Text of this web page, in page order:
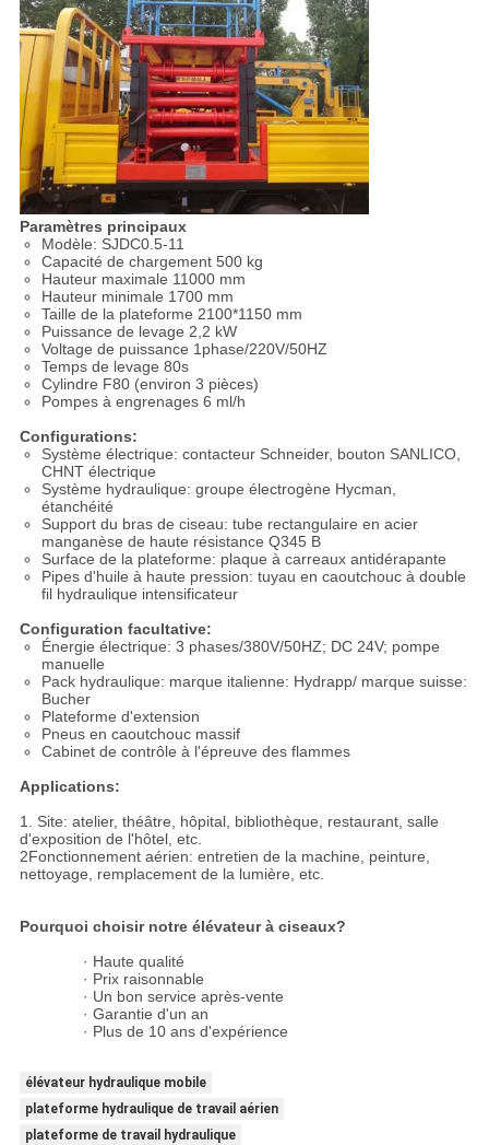
Paramètres principaux
Modèle: SJDC0.5-11
Capacité de chargement 500 kg
Hauteur maximale 11000 mm
Hauteur minimale 1700 mm
Taille de la plateforme 2100*1150 mm
Puissance de levage 2,2 kW
Voltage de puissance 1phase/220V/50HZ
Temps de levage 80s
Cylindre F80 (environ 3 pièces)
Pompes à engrenages 6 ml/h
Configurations:
Système électrique: contacteur Schneider, bouton SANLICO,
CHNT électrique
Système hydraulique: groupe électrogène Hycman,
étanchéité
Support du bras de ciseau: tube rectangulaire en acier
manganèse de haute résistance Q345 B
Surface de la plateforme: plaque à carreaux antidérapante
Pipes d'huile à haute pression: tuyau en caoutchouc à double
fil hydraulique intensificateur
Configuration facultative:
Énergie électrique: 3 phases/380V/50HZ; DC 24V; pompe
manuelle
Pack hydraulique: marque italienne: Hydrapp/ marque suisse:
Bucher
Plateforme d'extension
Pneus en caoutchouc massif
Cabinet de contrôle à l'épreuve des flammes
Applications:
1. Site: atelier, théâtre, hôpital, bibliothèque, restaurant, salle
d'exposition de l'hôtel, etc.
2Fonctionnement aérien: entretien de la machine, peinture,
nettoyage, remplacement de la lumière, etc.
Pourquoi choisir notre élévateur à ciseaux?
· Haute qualité
· Prix raisonnable
· Un bon service après-vente
· Garantie d'un an
· Plus de 10 ans d'expérience
élévateur hydraulique mobile
plateforme hydraulique de travail aérien
plateforme de travail hydraulique